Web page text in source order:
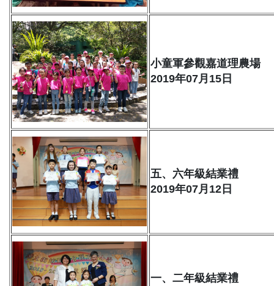
小童軍參觀嘉道理農場
2019年07月15日
五、六年級結業禮
2019年07月12日
一、二年級結業禮